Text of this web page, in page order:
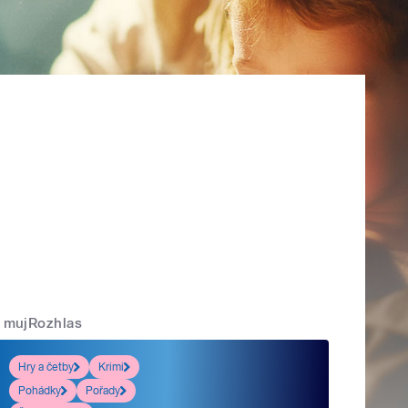
mujRozhlas
Hry a četby
Krimi
Pohádky
Pořady